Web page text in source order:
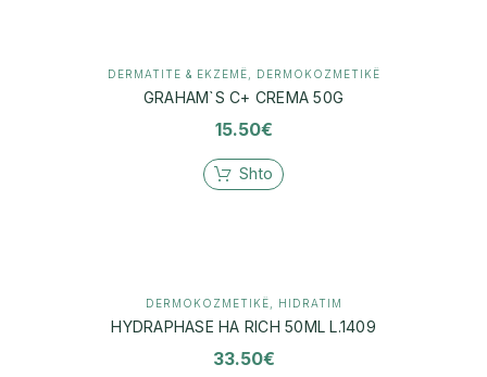
DERMATITE & EKZEMË DERMOKOZMETIKË
GRAHAM`S C+ CREMA 50G
15.50€
Shto
DERMOKOZMETIKË HIDRATIM
HYDRAPHASE HA RICH 50ML L.1409
33.50€